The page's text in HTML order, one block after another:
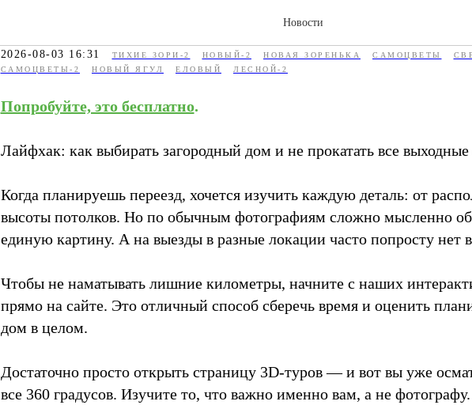
Новости
3D-туры по готовым домам
2026-08-03 16:31 ТИХИЕ ЗОРИ-2 НОВЫЙ-2 НОВАЯ ЗОРЕНЬКА САМОЦВЕТЫ
САМОЦВЕТЫ-2
НОВЫЙ ЯГУЛ ЕЛОВЫЙ ЛЕСНОЙ-2
Попробуйте, это бесплатно.
Лайфхак: как выбирать загородный дом и не прокатать все
Когда планируешь переезд, хочется изучить каждую деталь: от
высоты потолков. Но по обычным фотографиям сложно мысленно
единую картину. А на выезды в разные локации часто попросту нет
Чтобы не наматывать лишние километры, начните с наших
прямо на сайте. Это отличный способ сберечь время и оценить
дом в целом.
Достаточно просто открыть страницу 3D-туров — и вот вы уже
все 360 градусов. Изучите то, что важно именно вам, а не